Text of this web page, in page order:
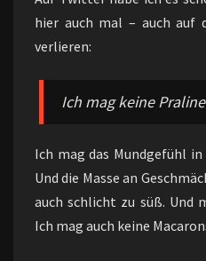
hier auch mal – auch auf
verlieren:
Ich mag keine
Ich mag das Mundgefühl
Und die Masse an
auch schlicht zu süß.
Ich mag auch keine